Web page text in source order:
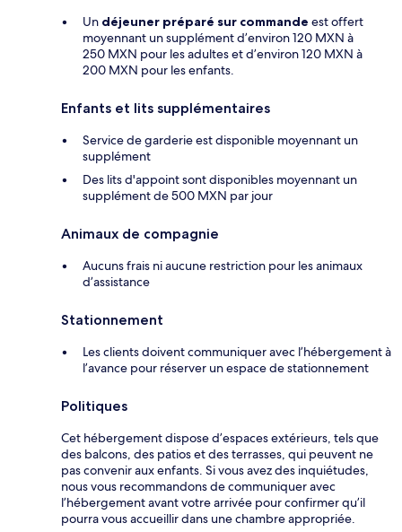
Un déjeuner préparé sur commande est offert
moyennant un supplément d’environ 120 MXN à
250 MXN pour les adultes et d’environ 120 MXN à
200 MXN pour les enfants.
Enfants et lits supplémentaires
Service de garderie est disponible moyennant un
supplément
Des lits d'appoint sont disponibles moyennant un
supplément de 500 MXN par jour
Animaux de compagnie
Aucuns frais ni aucune restriction pour les animaux
d’assistance
Stationnement
Les clients doivent communiquer avec l’hébergement à
l’avance pour réserver un espace de stationnement
Politiques
Cet hébergement dispose d’espaces extérieurs, tels que
des balcons, des patios et des terrasses, qui peuvent ne
pas convenir aux enfants. Si vous avez des inquiétudes,
nous vous recommandons de communiquer avec
l’hébergement avant votre arrivée pour confirmer qu’il
pourra vous accueillir dans une chambre appropriée.